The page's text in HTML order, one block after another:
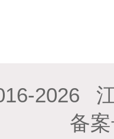
2026
备